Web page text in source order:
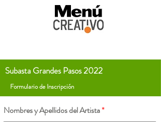
Subasta Grandes Pasos 2022
Formulario de Inscripción
Nombres y Apellidos del Artista